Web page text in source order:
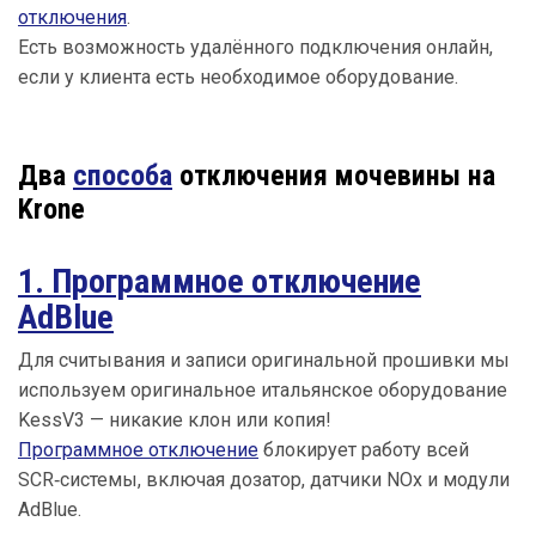
отключения.
Есть возможность удалённого подключения онлайн,
если у клиента есть необходимое оборудование.
Два способа отключения мочевины на
Krone
1. Программное отключение
AdBlue
Для считывания и записи оригинальной прошивки мы
используем оригинальное итальянское оборудование
KessV3 — никакие клон или копия!
Программное отключение блокирует работу всей
SCR‑системы, включая дозатор, датчики NOx и модули
AdBlue.